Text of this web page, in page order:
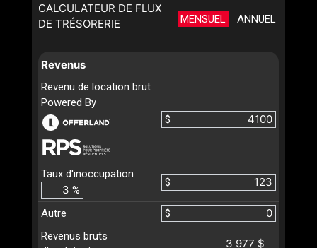
CALCULATEUR DE FLUX
DE TRÉSORERIE
MENSUEL ANNUEL
Revenus
Revenu de location brut
Powered By
$
Taux d'inoccupation
%
$
Autre
$
Revenus bruts
3 977 $